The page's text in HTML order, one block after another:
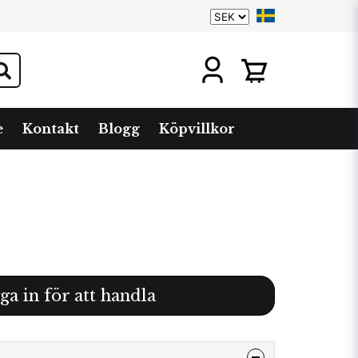
Kontakt Blogg Köpvillkor
in för att handla